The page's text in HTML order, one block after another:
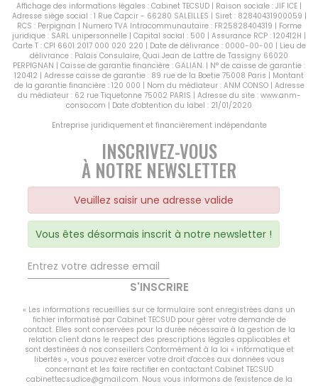
Affichage des informations légales : Cabinet TECSUD | Raison sociale : JIF ICE |
Adresse siège social : 1 Rue Capcir - 66280 SALEILLES | Siret : 82840431900059 |
RCS : Perpignan | Numero TVA Intracommunautaire : FR25828404319 | Forme
juridique : SARL unipersonnelle | Capital social : 500 | Assurance RCP : 120412H |
Carte T : CPI 6601 2017 000 020 220 | Date de délivrance : 0000-00-00 | Lieu de
délivrance : Palais Consulaire, Quai Jean de Lattre de Tassigny 66020
PERPIGNAN | Caisse de garantie financière : GALIAN. | N° de caisse de garantie :
120412 | Adresse caisse de garantie : 89 rue de la Boetie 75008 Paris | Montant
de la garantie financière : 120 000 | Nom du médiateur : ANM CONSO | Adresse
du médiateur : 62 rue Tiquetonne 75002 PARIS | Adresse du site : www.anm-
conso.com | Date d'obtention du label : 21/01/2020
Entreprise juridiquement et financièrement indépendante
INSCRIVEZ-VOUS
À NOTRE NEWSLETTER
Veuillez saisir une adresse valide
Vous êtes désormais inscrit à notre newsletter !
S'INSCRIRE
« Les informations recueillies sur ce formulaire sont enregistrées dans un
fichier informatisé par Cabinet TECSUD pour gérer votre demande de
contact. Elles sont conservées pour la durée nécessaire à la gestion de la
relation client dans le respect des prescriptions légales applicables et
sont destinées à nos conseillers Conformément à la loi « informatique et
libertés », vous pouvez exercer votre droit d'accès aux données vous
concernant et les faire rectifier en contactant Cabinet TECSUD
cabinettecsudice@gmail.com. Nous vous informons de l'existence de la